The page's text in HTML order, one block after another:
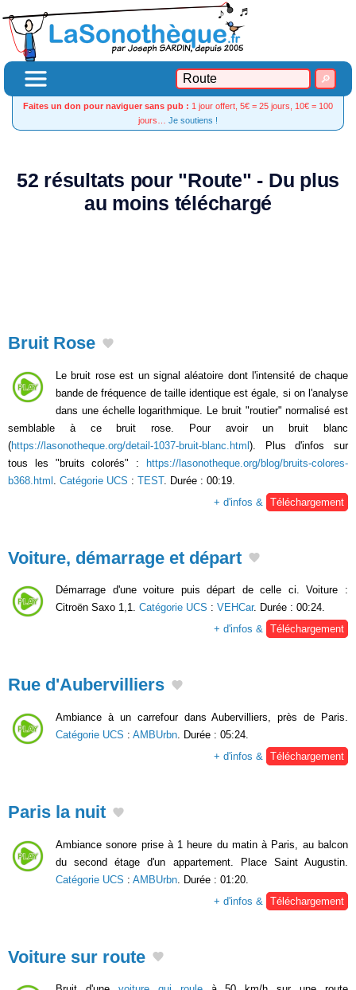
Faites un don pour naviguer sans pub : 1 jour offert, 5€ = 25 jours, 10€ = 100
jours… Je soutiens !
52 résultats pour "Route" - Du plus
au moins téléchargé
Bruit Rose
Le bruit rose est un signal aléatoire dont l'intensité de chaque
bande de fréquence de taille identique est égale, si on l'analyse
dans une échelle logarithmique. Le bruit "routier" normalisé est
semblable à ce bruit rose. Pour avoir un bruit blanc
(https://lasonotheque.org/detail-1037-bruit-blanc.html). Plus d'infos sur
tous les "bruits colorés" : https://lasonotheque.org/blog/bruits-colores-
b368.html Catégorie UCS : TEST. Durée : 00:19.
+ d'infos &
Téléchargement
Voiture, démarrage et départ
Démarrage d'une voiture puis départ de celle ci. Voiture :
Citroën Saxo 1,1. Catégorie UCS : VEHCar. Durée : 00:24.
+ d'infos & Téléchargement
Rue d'Aubervilliers
Ambiance à un carrefour dans Aubervilliers, près de Paris.
Catégorie UCS : AMBUrbn . Durée : 05:24.
+ d'infos &
Téléchargement
Paris la nuit
Ambiance sonore prise à 1 heure du matin à Paris, au balcon
du second étage d'un appartement. Place Saint Augustin.
Catégorie UCS : AMBUrbn . Durée : 01:20.
+ d'infos &
Téléchargement
Voiture sur route